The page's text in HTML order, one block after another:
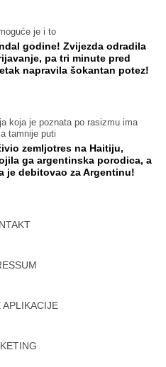
je i to
godine! Zvijezda odradila
pa tri minute pred
napravila šokantan potez!
koja je poznata po rasizmu ima
tamnije puti
zemljotres na Haitiju,
ga argentinska porodica, a
je debitovao za Argentinu!
APLIKACIJE